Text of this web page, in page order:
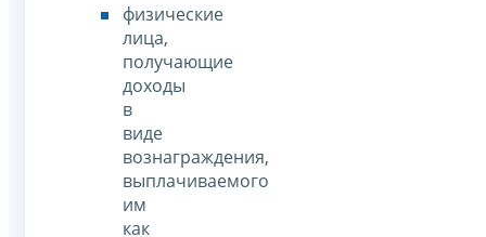
физические
лица,
получающие
доходы
в
виде
вознаграждения,
выплачиваемого
им
как